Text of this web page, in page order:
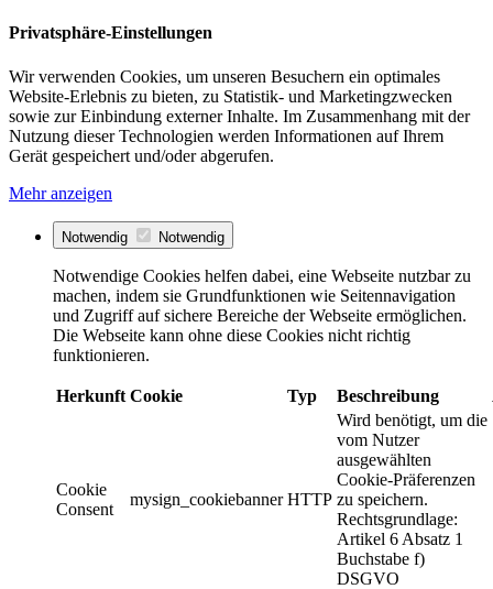
Privatsphäre-Einstellungen
Wir verwenden Cookies, um unseren Besuchern ein optimales
Website-Erlebnis zu bieten, zu Statistik- und Marketingzwecken
sowie zur Einbindung externer Inhalte. Im Zusammenhang mit der
Nutzung dieser Technologien werden Informationen auf Ihrem
Gerät gespeichert und/oder abgerufen.
Mehr anzeigen
Notwendig Notwendig
Notwendige Cookies helfen dabei, eine Webseite nutzbar zu
machen, indem sie Grundfunktionen wie Seitennavigation
und Zugriff auf sichere Bereiche der Webseite ermöglichen.
Die Webseite kann ohne diese Cookies nicht richtig
funktionieren.
Herkunft Cookie Typ Beschreibung
Cookie
Consent
mysign_cookiebanner HTTP
Wird benötigt, um die
vom Nutzer
ausgewählten
Cookie-Präferenzen
zu speichern.
Rechtsgrundlage:
Artikel 6 Absatz 1
Buchstabe f)
DSGVO